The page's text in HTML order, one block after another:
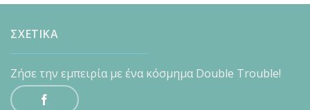
ΣΧΕΤΙΚΑ
Ζήσε την εμπειρία με ένα κόσμημα Double Trouble!